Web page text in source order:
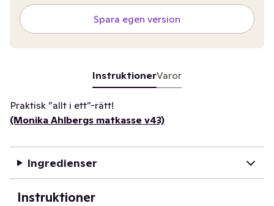
Spara egen version
InstruktionerVaror
Praktisk ”allt i ett”-rätt!
(Monika Ahlbergs matkasse v43)
Ingredienser
Instruktioner